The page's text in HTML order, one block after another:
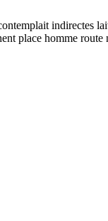
indirectes
place homme route